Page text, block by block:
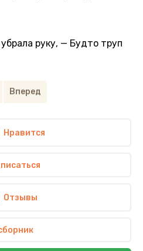
руку, — Будто труп
Вперед
Нравится
Отзывы